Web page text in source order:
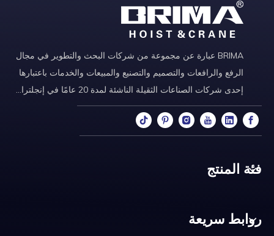
BRIMA عبارة عن مجموعة من شركات البحث والتطوير في مجال
الرفع والرافعات والتصميم والتصنيع والمبيعات والخدمات باعتبارها
إحدى شركات الصناعات الثقيلة الناشئة لمدة 20 عامًا في إنجلترا...
فئة المنتج
روابط سريعة